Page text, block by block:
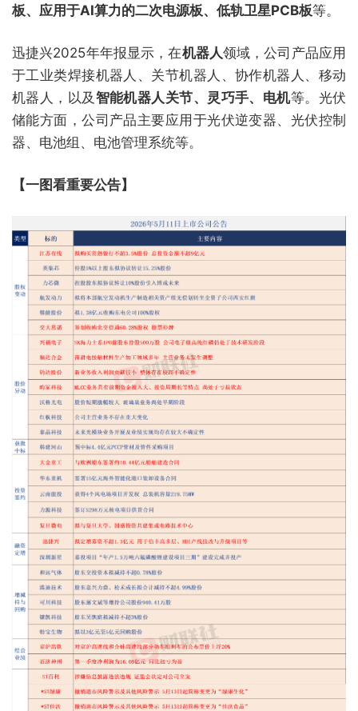
板、应用于AI算力的二次电源板、低轨卫星PCB板等。
迅捷兴2025年年报显示，在机器人领域，公司产品应用
于工业类焊接机器人、关节机器人、协作机器人、移动
机器人，以及 智能机器人关节、灵巧手、电机等。光伏
储能方面，公司产品主要应用于光伏逆变器、光伏控制
器、电池组、电池管理系统等。
【一图看重要公告】